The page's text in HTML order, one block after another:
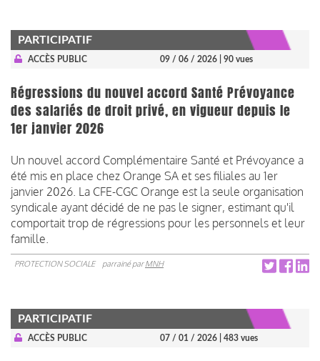
PARTICIPATIF
ACCÈS PUBLIC 09 / 06 / 2026 | 90 vues
Régressions du nouvel accord Santé Prévoyance
des salariés de droit privé, en vigueur depuis le
1er janvier 2026
Un nouvel accord Complémentaire Santé et Prévoyance a
été mis en place chez Orange SA et ses filiales au 1er
janvier 2026. La CFE-CGC Orange est la seule organisation
syndicale ayant décidé de ne pas le signer, estimant qu'il
comportait trop de régressions pour les personnels et leur
famille.
PROTECTION SOCIALE parrainé parMNH
PARTICIPATIF
ACCÈS PUBLIC 07 / 01 / 2026 | 483 vues